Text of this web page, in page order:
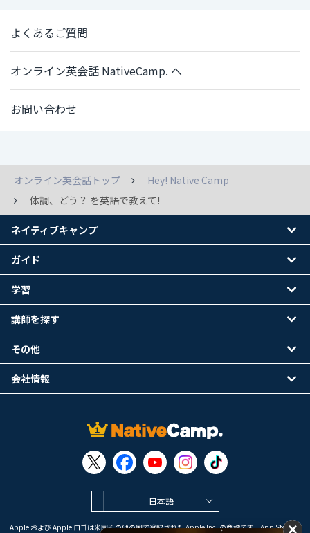
よくあるご質問
オンライン英会話 NativeCamp. へ
お問い合わせ
オンライン英会話トップ
Hey! Native Camp
体調、どう？ を英語で教えて!
日本語
Apple および Apple ロゴは米国その他の国で登録された Apple Inc. の商標です。App Store は
ネイティブキャンプ
ガイド
学習
講師を探す
その他
会社情報